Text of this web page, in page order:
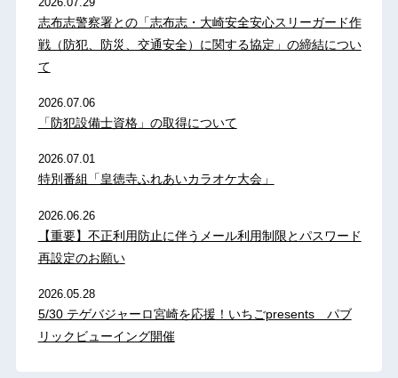
志布志警察署との「志布志・大崎安全安心スリーガード作
戦（防犯、防災、交通安全）に関する協定」の締結につい
て
2026.07.06
「防犯設備士資格」の取得について
2026.07.01
特別番組「皇徳寺ふれあいカラオケ大会」
2026.06.26
【重要】不正利用防止に伴うメール利用制限とパスワード
再設定のお願い
2026.05.28
5/30 テゲバジャーロ宮崎を応援！いちごpresents パブ
リックビューイング開催